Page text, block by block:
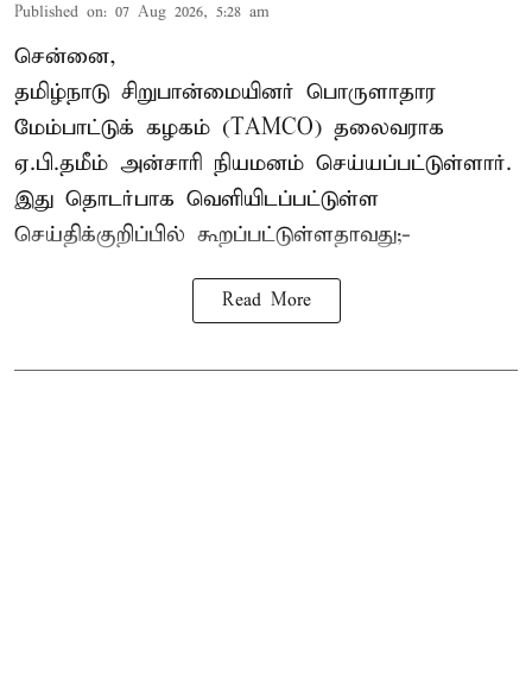
Published on: 07 Aug 2026, 5:28 am
சென்னை,
தமிழ்நாடு சிறுபான்மையினர் பொருளாதார
மேம்பாட்டுக் கழகம் (TAMCO) தலைவராக
ஏ.பி.தமீம் அன்சாரி நியமனம் செய்யப்பட்டுள்ளார்.
இது தொடர்பாக வெளியிடப்பட்டுள்ள
செய்திக்குறிப்பில் கூறப்பட்டுள்ளதாவது;-
Read More